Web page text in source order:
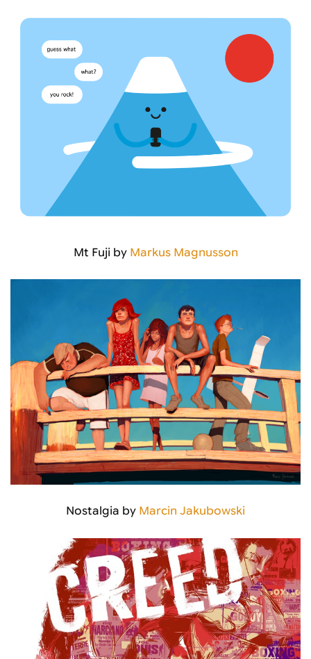
Mt Fuji by Markus Magnusson
Nostalgia by Marcin Jakubowski